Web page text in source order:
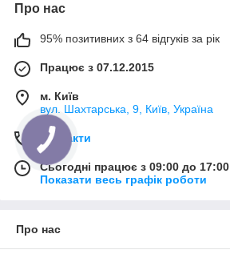
Про нас
95% позитивних з 64 відгуків за рік
Працює з 07.12.2015
м. Київ
вул. Шахтарська, 9, Київ, Україна
Контакти
Сьогодні працює з 09:00 до 17:00
Показати весь графік роботи
Про нас